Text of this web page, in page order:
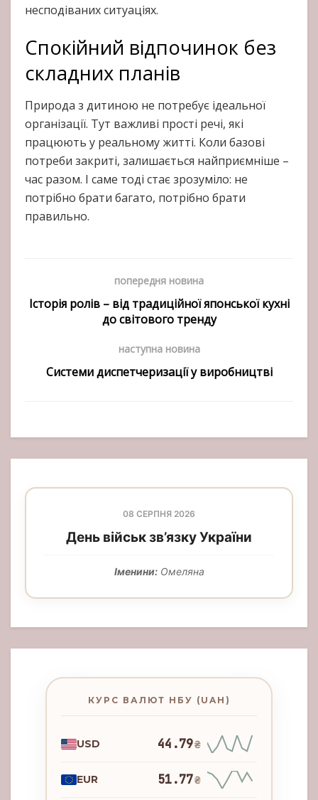
несподіваних ситуаціях.
Спокійний відпочинок без
складних планів
Природа з дитиною не потребує ідеальної
організації. Тут важливі прості речі, які
працюють у реальному житті. Коли базові
потреби закриті, залишається найприємніше –
час разом. І саме тоді стає зрозуміло: не
потрібно брати багато, потрібно брати
правильно.
попередня новина
Історія ролів – від традиційної японської кухні
до світового тренду
наступна новина
Системи диспетчеризації у виробництві
08 СЕРПНЯ 2026
День військ зв’язку України
Іменини:Омеляна
КУРС ВАЛЮТ НБУ (UAH)
USD 44.79₴
EUR 51.77₴